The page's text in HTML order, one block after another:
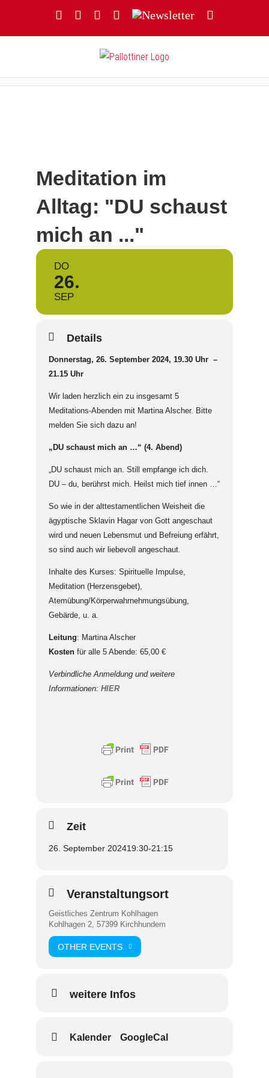
FacebookYouTubeInstagram
Threads
Newsletter
Meditation im
Alltag: "DU schaust
mich an ..."
DO
26
SEP
Details
Donnerstag, 26. September 2024, 19.30 Uhr –
21.15 Uhr
Wir laden herzlich ein zu insgesamt 5
Meditations-Abenden mit Martina Alscher. Bitte
melden Sie sich dazu an!
„DU schaust mich an …“ (4. Abend)
„DU schaust mich an. Still empfange ich dich.
DU – du, berührst mich. Heilst mich tief innen …“
So wie in der alttestamentlichen Weisheit die
ägyptische Sklavin Hagar von Gott angeschaut
wird und neuen Lebensmut und Befreiung erfährt,
so sind auch wir liebevoll angeschaut.
Inhalte des Kurses: Spirituelle Impulse,
Meditation (Herzensgebet),
Atemübung/Körperwahrnehmungsübung,
Gebärde, u. a.
Leitung: Martina Alscher
Kosten für alle 5 Abende: 65,00 €
Verbindliche Anmeldung und weitere
Informationen: HIER
Zeit
26. September 202419:30-21:15
Veranstaltungsort
Geistliches Zentrum Kohlhagen
Kohlhagen 2, 57399 Kirchhundem
OTHER EVENTS
weitere Infos
Kalender GoogleCal